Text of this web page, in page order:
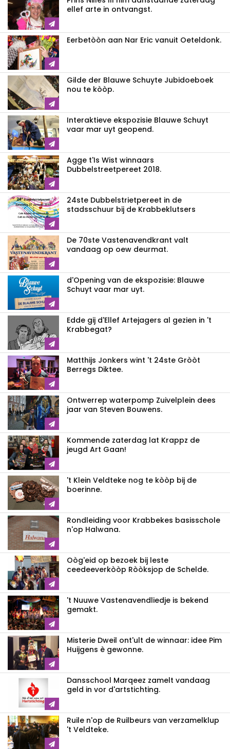
ellef arte in ontvangst.
Eerbetòòn aan Nar Eric vanuit Oeteldonk.
Gilde der Blauwe Schuyte Jubidoeboek
nou te kòòp.
Interaktieve ekspozisie Blauwe Schuyt
vaar mar uyt geopend.
Agge t'Is Wist winnaars
Dubbelstreetpereet 2018.
24ste Dubbelstrietpereet in de
stadsschuur bij de Krabbeklutsers
De 70ste Vastenavendkrant valt
vandaag op oew deurmat.
d'Opening van de ekspozisie: Blauwe
Schuyt vaar mar uyt.
Edde gij d'Ellef Artejagers al gezien in 't
Krabbegat?
Matthijs Jonkers wint 't 24ste Gròòt
Berregs Diktee.
Ontwerrep waterpomp Zuivelplein dees
jaar van Steven Bouwens.
Kommende zaterdag lat Krappz de
jeugd Art Gaan!
't Klein Veldteke nog te kòòp bij de
boerinne.
Rondleiding voor Krabbekes basisschole
n'op Halwana.
Oòg'eid op bezoek bij leste
ceedeeverkòòp Ròòksjop de Schelde.
't Nuuwe Vastenavendliedje is bekend
gemakt.
Misterie Dweil ont'ult de winnaar: idee Pim
Huijgens è gewonne.
Dansschool Marqeez zamelt vandaag
geld in vor d'artstichting.
Ruile n'op de Ruilbeurs van verzamelklup
't Veldteke.